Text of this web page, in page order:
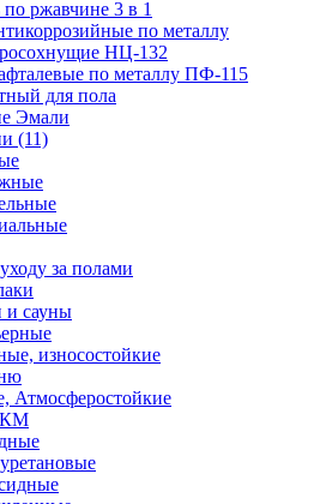
ржавчине 3 в 1
по металлу
НЦ-132
по металлу ПФ-115
для пола
Эмали
(11)
за полами
и сауны
износостойкие
Атмосферостойкие